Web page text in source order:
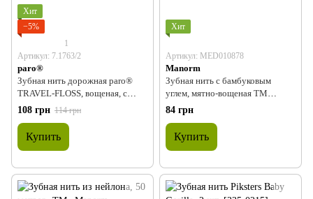
Хит
−5%
1
Артикул: 7.1763/2
paro®
Зубная нить дорожная paro®
TRAVEL-FLOSS, вощеная, с
мятой, 5 м, синяя
108 грн 114 грн
Купить
Хит
Артикул: MED010878
Manorm
Зубная нить с бамбуковым
углем, мятно-вощеная ТМ
«Manorm», 25 м
84 грн
Купить